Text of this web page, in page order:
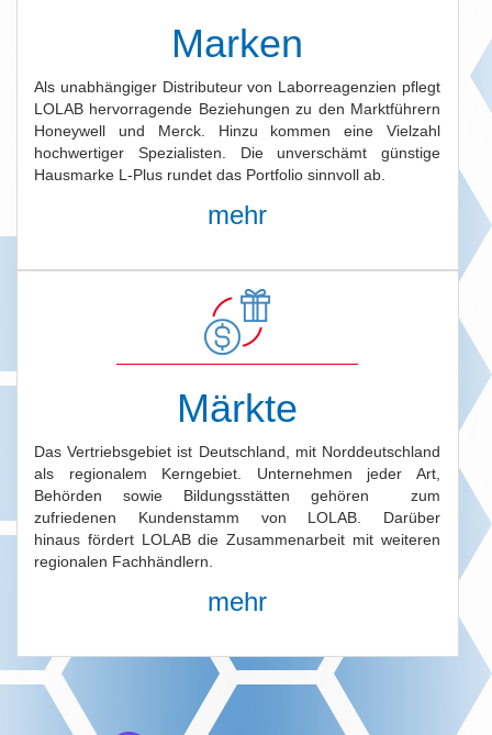
Marken
Als unabhängiger Distributeur von Laborreagenzien pflegt
LOLAB hervorragende Beziehungen zu den Marktführern
Honeywell und Merck. Hinzu kommen eine Vielzahl
hochwertiger Spezialisten. Die unverschämt günstige
Hausmarke L-Plus rundet das Portfolio sinnvoll ab.
mehr
Märkte
Das Vertriebsgebiet ist Deutschland, mit Norddeutschland
als regionalem Kerngebiet. Unternehmen jeder Art,
Behörden sowie Bildungsstätten gehören zum
zufriedenen Kundenstamm von LOLAB. Darüber
hinaus fördert LOLAB die Zusammenarbeit mit weiteren
regionalen Fachhändlern.
mehr